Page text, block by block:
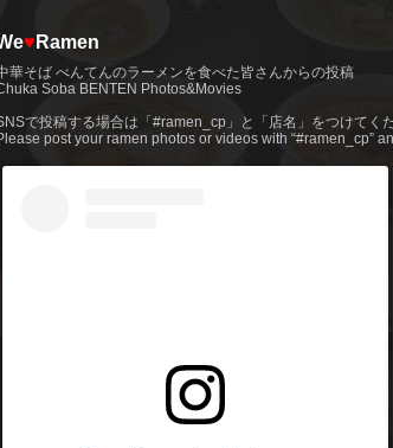
♥ Ramen
華そば べんてんのラーメンを食べた皆さんからの投稿
Soba BENTEN Photos&Movies
で投稿する場合は「#ramen_cp」と「店名」をつけてくだ
post your ramen photos or videos with “#ramen_cp”